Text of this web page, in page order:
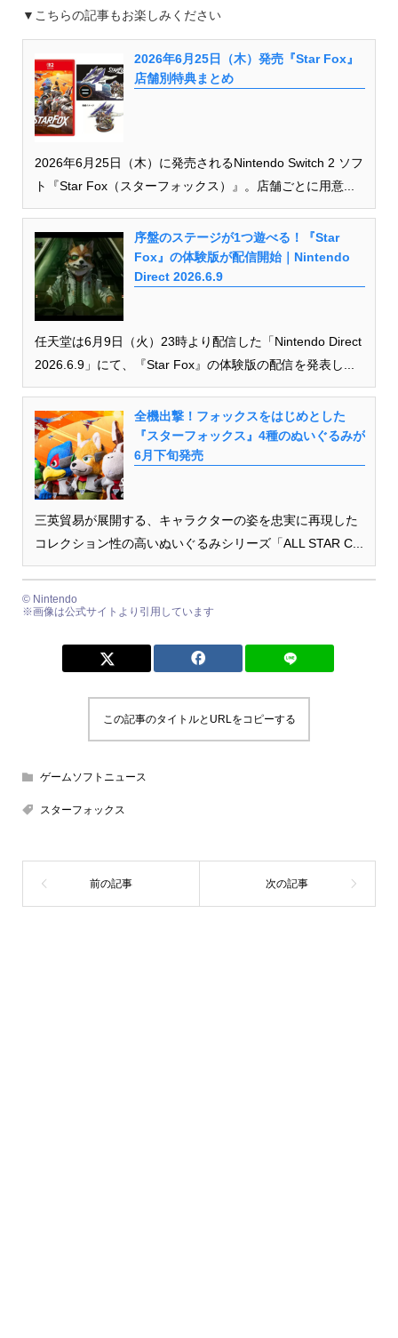
▼こちらの記事もお楽しみください
2026年6月25日（木）発売『Star Fox』
店舗別特典まとめ
2026年6月25日（木）に発売されるNintendo Switch 2 ソフ
ト『Star Fox（スターフォックス）』。店舗ごとに用意...
序盤のステージが1つ遊べる！『Star
Fox』の体験版が配信開始｜Nintendo
Direct 2026.6.9
任天堂は6月9日（火）23時より配信した「Nintendo Direct
2026.6.9」にて、『Star Fox』の体験版の配信を発表し...
全機出撃！フォックスをはじめとした
『スターフォックス』4種のぬいぐるみが
6月下旬発売
三英貿易が展開する、キャラクターの姿を忠実に再現した
コレクション性の高いぬいぐるみシリーズ「ALL STAR C...
© Nintendo
※画像は公式サイトより引用しています
この記事のタイトルとURLをコピーする
ゲームソフトニュース
スターフォックス